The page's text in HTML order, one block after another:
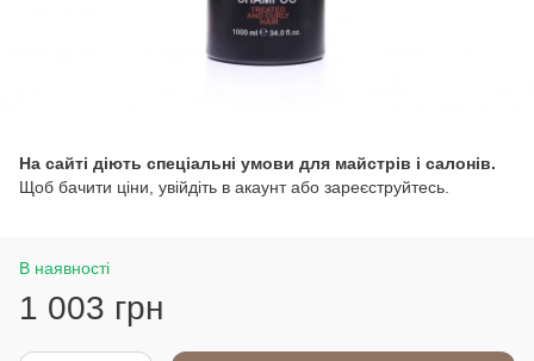
На сайті діють спеціальні умови для майстрів і салонів.
Щоб бачити ціни, увійдіть в акаунт або зареєструйтесь.
В наявності
1 003 грн